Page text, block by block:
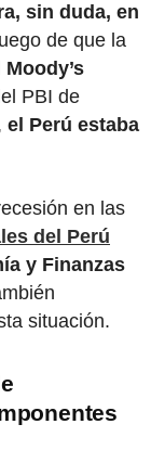
sin duda, en
de que la
PBI de
el Perú estaba
en las
del Perú
y Finanzas
situación.